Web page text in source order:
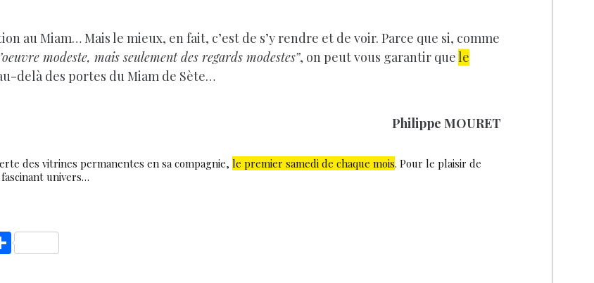
au Miam… Mais le mieux, en fait, c’est de s’y rendre et de voir. Parce que si, comme
modeste, mais seulement des regards modestes”, on peut vous garantir quele
delà des portes du Miam de Sète…
Philippe MOURET
des vitrines permanentes en sa compagnie, le premier samedi de chaque mois. Pour le plaisir de
univers…
S